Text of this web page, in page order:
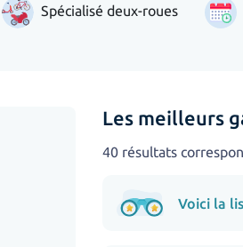
Spécialisé deux-roues
Les meilleurs
40 résultats
Voici la